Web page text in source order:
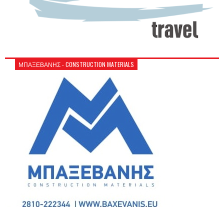
ΜΠΑΞΕΒΑΝΗΣ - CONSTRUCTION MATERIALS